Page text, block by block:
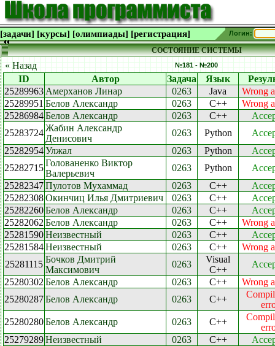
[задачи] [курсы] [олимпиады] [регистрация] Логин:
СОСТОЯНИЕ СИСТЕМЫ
« Назад №181 - №200
ID Автор Задача Язык
25289963 Амерханов Линар 0263 Java
Wrong
25289951 Белов Александр 0263 C++
Wrong
25286984Белов Александр 0263 C++
25283724Жабин Александр
Денисович
0263 Python
25282954Улжал 0263 Python
25282715Голованенко Виктор
Валерьевич
0263 Python
25282347Пулотов Мухаммад 0263 C++
25282308Окинчиц Илья Дмитриевич 0263 C++
25282260Белов Александр 0263 C++
25282062 Белов Александр 0263 C++
Wrong
25281590Неизвестный 0263 C++
25281584Неизвестный 0263 C++
Wrong
25281115 Бочков Дмитрий
Максимович
0263
Visual
C++
25280302 Белов Александр 0263 C++
Wrong
25280287Белов Александр 0263 C++
25280280Белов Александр 0263 C++
25279289Неизвестный 0263 C++